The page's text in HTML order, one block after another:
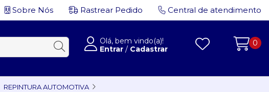
Sobre Nós Rastrear Pedido Central de atendimento
Olá, bem vindo(a)!
Entrar / Cadastrar
0
REPINTURA AUTOMOTIVA